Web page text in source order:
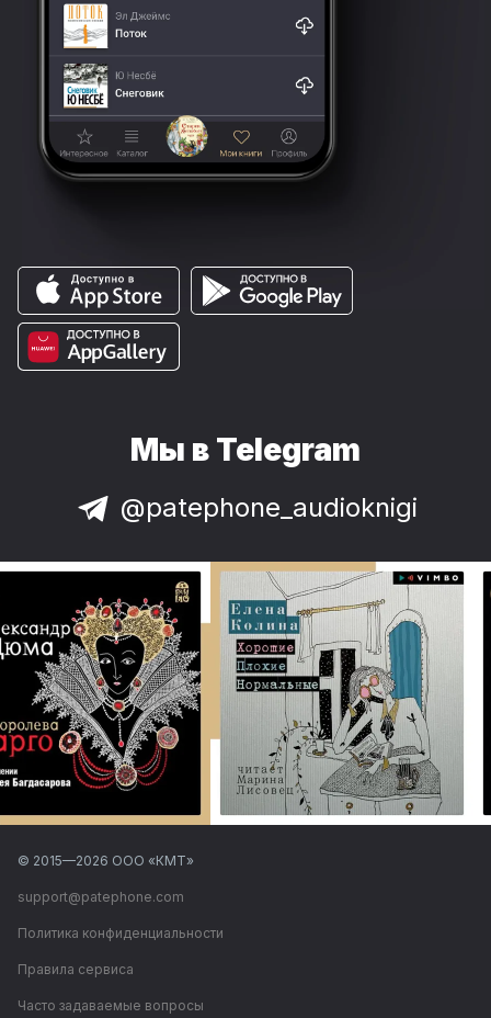
Мы в Telegram
@patephone_audioknigi
© 2015—2026 ООО «КМТ»
support@patephone.com
Политика конфиденциальности
Правила сервиса
Часто задаваемые вопросы